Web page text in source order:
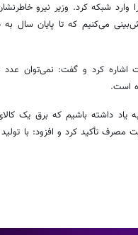
شبکه کرد. وزیر نیرو
می‌کنیم که تا پایان سال
اشاره کرد و گفت: نمی‌توان عدد
است.
یاد داشته باشیم که برق یک
تأکید کرد و افزود: با تولید